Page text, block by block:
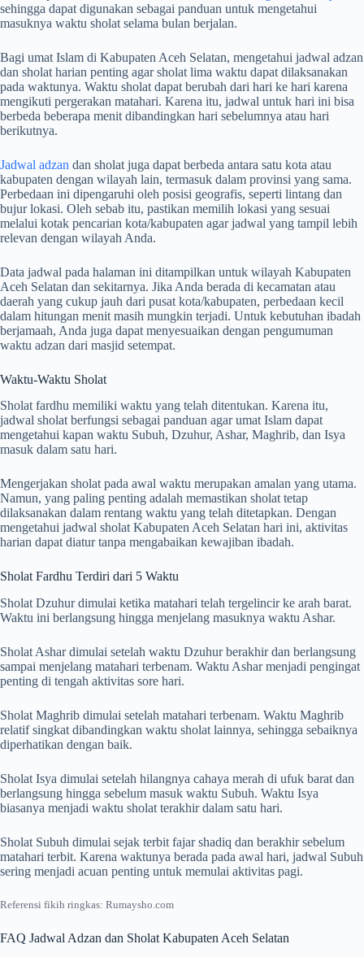
sehingga dapat digunakan sebagai panduan untuk mengetahui
masuknya waktu sholat selama bulan berjalan.
Bagi umat Islam di Kabupaten Aceh Selatan, mengetahui jadwal adzan
dan sholat harian penting agar sholat lima waktu dapat dilaksanakan
pada waktunya. Waktu sholat dapat berubah dari hari ke hari karena
mengikuti pergerakan matahari. Karena itu, jadwal untuk hari ini bisa
berbeda beberapa menit dibandingkan hari sebelumnya atau hari
berikutnya.
Jadwal adzan dan sholat juga dapat berbeda antara satu kota atau
kabupaten dengan wilayah lain, termasuk dalam provinsi yang sama.
Perbedaan ini dipengaruhi oleh posisi geografis, seperti lintang dan
bujur lokasi. Oleh sebab itu, pastikan memilih lokasi yang sesuai
melalui kotak pencarian kota/kabupaten agar jadwal yang tampil lebih
relevan dengan wilayah Anda.
Data jadwal pada halaman ini ditampilkan untuk wilayah Kabupaten
Aceh Selatan dan sekitarnya. Jika Anda berada di kecamatan atau
daerah yang cukup jauh dari pusat kota/kabupaten, perbedaan kecil
dalam hitungan menit masih mungkin terjadi. Untuk kebutuhan ibadah
berjamaah, Anda juga dapat menyesuaikan dengan pengumuman
waktu adzan dari masjid setempat.
Waktu-Waktu Sholat
Sholat fardhu memiliki waktu yang telah ditentukan. Karena itu,
jadwal sholat berfungsi sebagai panduan agar umat Islam dapat
mengetahui kapan waktu Subuh, Dzuhur, Ashar, Maghrib, dan Isya
masuk dalam satu hari.
Mengerjakan sholat pada awal waktu merupakan amalan yang utama.
Namun, yang paling penting adalah memastikan sholat tetap
dilaksanakan dalam rentang waktu yang telah ditetapkan. Dengan
mengetahui jadwal sholat Kabupaten Aceh Selatan hari ini, aktivitas
harian dapat diatur tanpa mengabaikan kewajiban ibadah.
Sholat Fardhu Terdiri dari 5 Waktu
Sholat Dzuhur dimulai ketika matahari telah tergelincir ke arah barat.
Waktu ini berlangsung hingga menjelang masuknya waktu Ashar.
Sholat Ashar dimulai setelah waktu Dzuhur berakhir dan berlangsung
sampai menjelang matahari terbenam. Waktu Ashar menjadi pengingat
penting di tengah aktivitas sore hari.
Sholat Maghrib dimulai setelah matahari terbenam. Waktu Maghrib
relatif singkat dibandingkan waktu sholat lainnya, sehingga sebaiknya
diperhatikan dengan baik.
Sholat Isya dimulai setelah hilangnya cahaya merah di ufuk barat dan
berlangsung hingga sebelum masuk waktu Subuh. Waktu Isya
biasanya menjadi waktu sholat terakhir dalam satu hari.
Sholat Subuh dimulai sejak terbit fajar shadiq dan berakhir sebelum
matahari terbit. Karena waktunya berada pada awal hari, jadwal Subuh
sering menjadi acuan penting untuk memulai aktivitas pagi.
Referensi fikih ringkas: Rumaysho.com
FAQ Jadwal Adzan dan Sholat Kabupaten Aceh Selatan